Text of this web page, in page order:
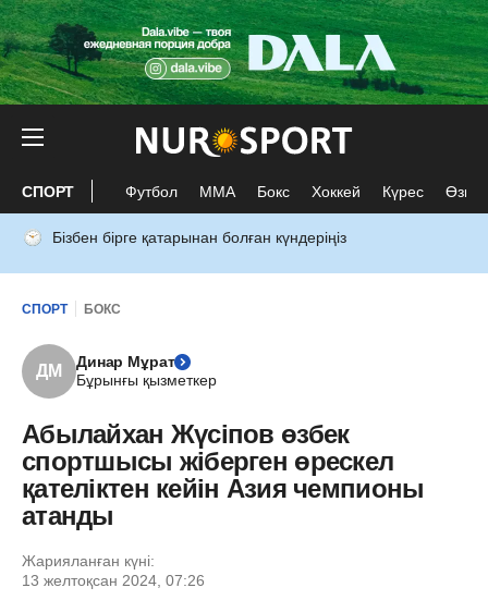
СПОРТ Футбол ММА Бокс Хоккей Күрес Өзге
Бізбен бірге қатарынан болған күндеріңіз
СПОРТ БОКС
ДМ
Динар Мұрат
Бұрынғы қызметкер
Абылайхан Жүсіпов өзбек
спортшысы жіберген өрескел
қателіктен кейін Азия чемпионы
атанды
Жарияланған күні:
13 желтоқсан 2024, 07:26